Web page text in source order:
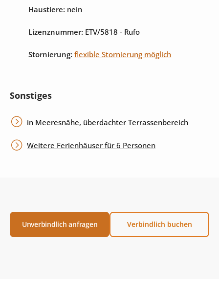
Haustiere: nein
Lizenznummer: ETV/5818 - Rufo
Stornierung: flexible Stornierung möglich
Sonstiges
in Meeresnähe, überdachter Terrassenbereich
Weitere Ferienhäuser für 6 Personen
Unverbindlich anfragen Verbindlich buchen